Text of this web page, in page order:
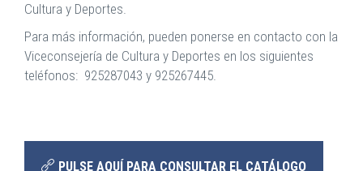
Cultura y Deportes.
Para más información, pueden ponerse en contacto con la
Viceconsejería de Cultura y Deportes en los siguientes
teléfonos: 925287043 y 925267445.
PULSE AQUÍ PARA CONSULTAR EL CATÁLOGO